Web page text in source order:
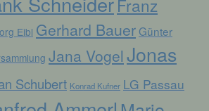
Franz
Eibl Gerhard Bauer Günter
Jana Vogel Jonas
Schubert Konrad Kufner LG Passau
gespeicherter
Daten mit dem Ziel, ihre
einzuschränken.